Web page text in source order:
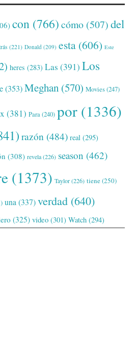
con (766) cómo (507) del
(221) Donald (209) esta (606) Este
heres (283) Las (391) Los
(353) Meghan (570) Movies(247)
(381) Para(240) por (1336)
razón (484) real (295)
(308) revela(226) season (462)
(1373) Taylor(226) tiene(250)
una(337) verdad (640)
(325) video (301) Watch (294)